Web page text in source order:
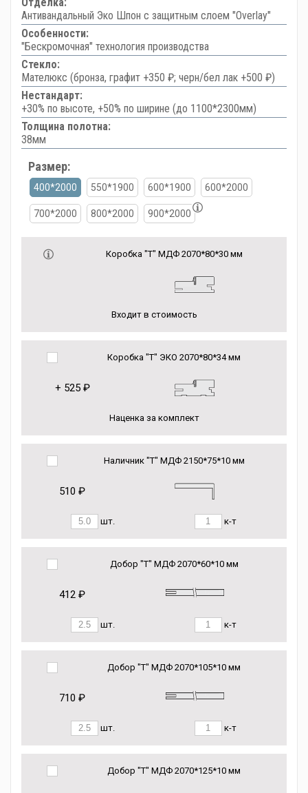
Антивандальный Эко Шпон с защитным слоем "Overlay"
Особенности:
"Бескромочная" технология производства
Стекло:
Мателюкс (бронза, графит +350 ₽; черн/бел лак +500 ₽)
Нестандарт:
+30% по высоте, +50% по ширине (до 1100*2300мм)
Толщина полотна:
38мм
Размер:
400*2000 550*1900 600*1900 600*2000
700*2000 800*2000 900*2000
Коробка "Т" МДФ 2070*80*30 мм
Входит в стоимость
Коробка "Т" ЭКО 2070*80*34 мм
+ 525 ₽
Наценка за комплект
Наличник "Т" МДФ 2150*75*10 мм
510 ₽
шт. к-т
Добор "Т" МДФ 2070*60*10 мм
412 ₽
шт. к-т
Добор "Т" МДФ 2070*105*10 мм
710 ₽
шт. к-т
Добор "Т" МДФ 2070*125*10 мм